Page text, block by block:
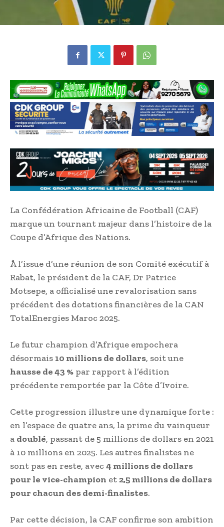
La Confédération Africaine de Football (CAF)
marque un tournant majeur dans l’histoire de la
Coupe d’Afrique des Nations.
À l’issue d’une réunion de son Comité exécutif à
Rabat, le président de la CAF, Dr Patrice
Motsepe, a officialisé une revalorisation sans
précédent des dotations financières de la CAN
TotalEnergies Maroc 2025.
Le futur champion d’Afrique empochera
désormais 10 millions de dollars, soit une
hausse de 43 % par rapport à l’édition
précédente remportée par la Côte d’Ivoire.
Cette progression illustre une dynamique forte :
en l’espace de quatre ans, la prime du vainqueur
a doublé, passant de 5 millions de dollars en 2021
à 10 millions en 2025. Les autres finalistes ne
sont pas en reste, avec 4 millions de dollars
pour le vice-champion et2,5 millions de dollars
pour chacun des demi-finalistes.
Par cette décision, la CAF confirme son ambition